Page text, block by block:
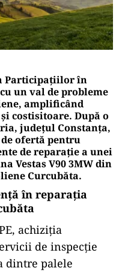
Participațiilor în
un val de probleme
amplificând
costisitoare. După o
județul Constanța,
de ofertă pentru
de reparație a unei
Vestas V90 3MW din
Curcubăta.
în reparația
achiziția
de inspecție
dintre palele